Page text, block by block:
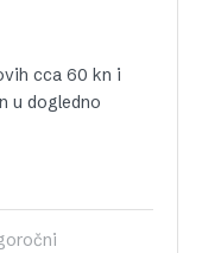
cca 60 kn i
u dogledno